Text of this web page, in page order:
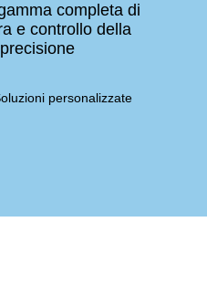
completa di
e controllo della
personalizzate